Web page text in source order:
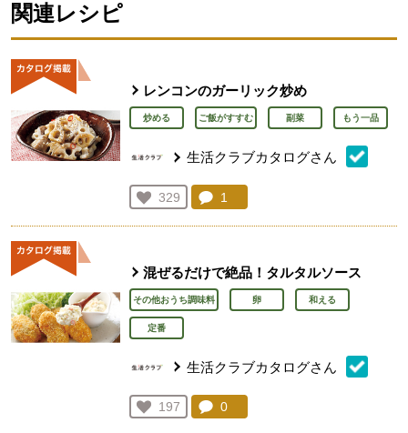
関連レシピ
レンコンのガーリック炒め
炒める ご飯がすすむ 副菜 もう一品
生活クラブカタログさん
お気に入り登録：
329
人が登録
コメント：
1
混ぜるだけで絶品！タルタルソース
その他おうち調味料 卵 和える
定番
生活クラブカタログさん
お気に入り登録：
197
人が登録
コメント：
0